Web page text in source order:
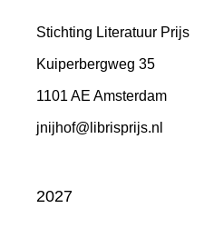
Stichting Literatuur Prijs
Kuiperbergweg 35
1101 AE Amsterdam
jnijhof@librisprijs.nl
2027